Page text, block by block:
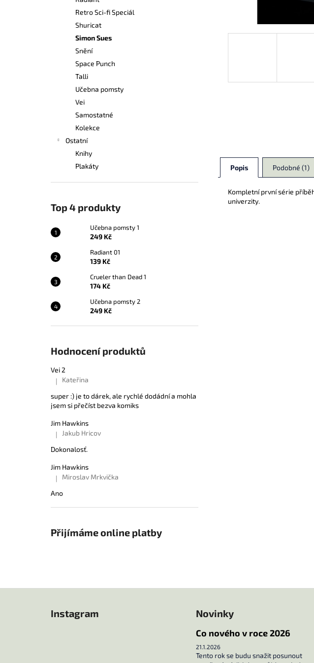
Retro Sci-fi Speciál
Shuricat
Simon Sues
Snění
Space Punch
Talli
Učebna pomsty
Vei
Samostatné
Kolekce
Ostatní
Knihy
Plakáty
Top 4 produkty
Učebna pomsty 1
249 Kč
Radiant 01
139 Kč
Crueler than Dead 1
174 Kč
Učebna pomsty 2
249 Kč
Hodnocení produktů
Vei 2
Hodnocení produktu je 5 z 5 hvězdiček.
|
Kateřina
super :) je to dárek, ale rychlé dodádní a mohla
jsem si přečíst bezva komiks
Jim Hawkins
Hodnocení produktu je 5 z 5 hvězdiček.
|
Jakub Hricov
Dokonalosť.
Jim Hawkins
Hodnocení produktu je 5 z 5 hvězdiček.
|
Miroslav Mrkvička
Ano
Přijímáme online platby
Popis Podobné (1)
Kompletní první série
univerzity.
Instagram Novinky
Co nového v roce 2026
21.1.2026
Tento rok se budu snažit posunout